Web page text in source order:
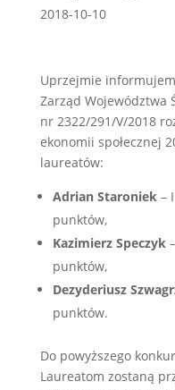
2018-10-10
Uprzejmie
Zarząd Województwa
nr 2322/291/V/2018
ekonomii społecznej
laureatów:
Adrian Staroniek– I
punktów,
Kazimierz Speczyk
punktów,
Dezyderiusz
punktów.
Do powyższego
Laureatom zostaną